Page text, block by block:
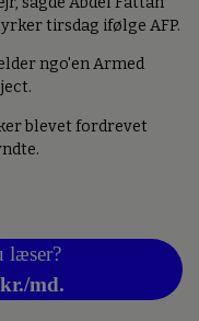
tirsdag ifølge AFP.
ngo'en Armed
blevet fordrevet
læser?
md.